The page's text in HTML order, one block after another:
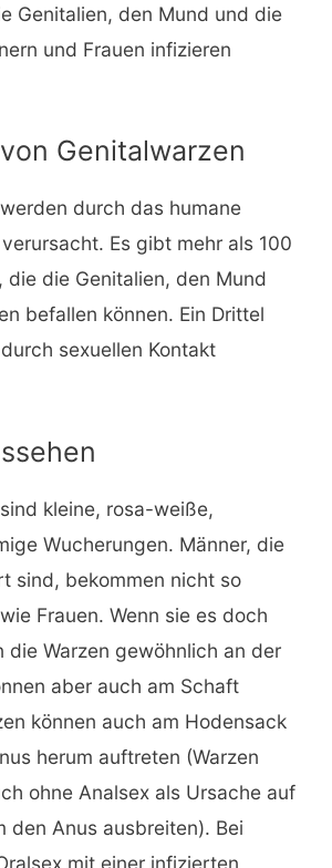
Genitalien, den Mund und die
und Frauen infizieren
Genitalwarzen
durch das humane
Es gibt mehr als 100
die die Genitalien, den Mund
befallen können. Ein Drittel
sexuellen Kontakt
kleine, rosa-weiße,
Wucherungen. Männer, die
sind, bekommen nicht so
Frauen. Wenn sie es doch
die Warzen gewöhnlich an der
aber auch am Schaft
können auch am Hodensack
herum auftreten (Warzen
ohne Analsex als Ursache auf
den Anus ausbreiten). Bei
mit einer infizierten